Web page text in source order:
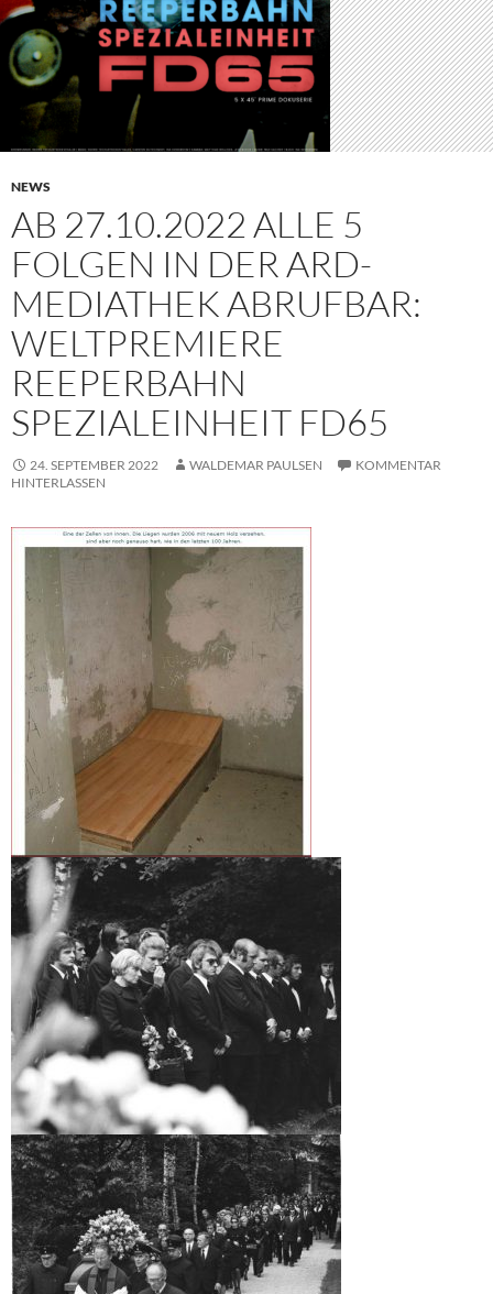
NEWS
AB 27.10.2022 ALLE 5
FOLGEN IN DER ARD-
MEDIATHEK ABRUFBAR:
WELTPREMIERE
REEPERBAHN
SPEZIALEINHEIT FD65
24. SEPTEMBER 2022 WALDEMAR PAULSEN
KOMMENTAR
HINTERLASSEN